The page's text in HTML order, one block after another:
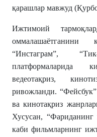
қарашлар мавжуд
Ижтимоий
“Инстаграм”,
платформаларида
ведеотақриз,
ривожланди.
ва кинотақриз
Хусусан,
каби фильмларнинг